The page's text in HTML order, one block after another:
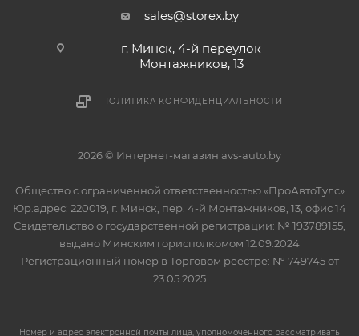
sales@storex.by
г. Минск, 4-й переулок
Монтажников, 13
ПОЛИТИКА КОНФИДЕНЦИАЛЬНОСТИ
2026 © Интернет-магазин avs-auto.by
Общество с ограниченной ответственностью «ПроАвтоТулс»
Юр.адрес: 220019, г. Минск, пер. 4-й Монтажников, 13, офис 14
Свидетельство о государственной регистрации: № 193789155,
выдано Минским горисполкомом 12.09.2024
Регистрационный номер в Торговом реестре: № 749745 от
23.05.2025
Номер и адрес электронной почты лица, уполномоченного рассматривать